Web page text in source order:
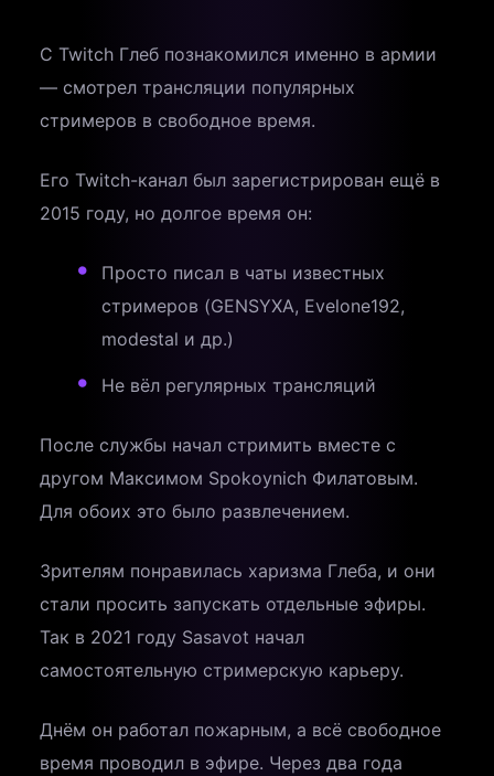
С Twitch Глеб познакомился именно в армии
— смотрел трансляции популярных
стримеров в свободное время.
Его Twitch-канал был зарегистрирован ещё в
2015 году, но долгое время он:
Просто писал в чаты известных
стримеров (GENSYXA, Evelone192,
modestal и др.)
Не вёл регулярных трансляций
После службы начал стримить вместе с
другом Максимом Spokoynich Филатовым.
Для обоих это было развлечением.
Зрителям понравилась харизма Глеба, и они
стали просить запускать отдельные эфиры.
Так в 2021 году Sasavot начал
самостоятельную стримерскую карьеру.
Днём он работал пожарным, а всё свободное
время проводил в эфире. Через два года